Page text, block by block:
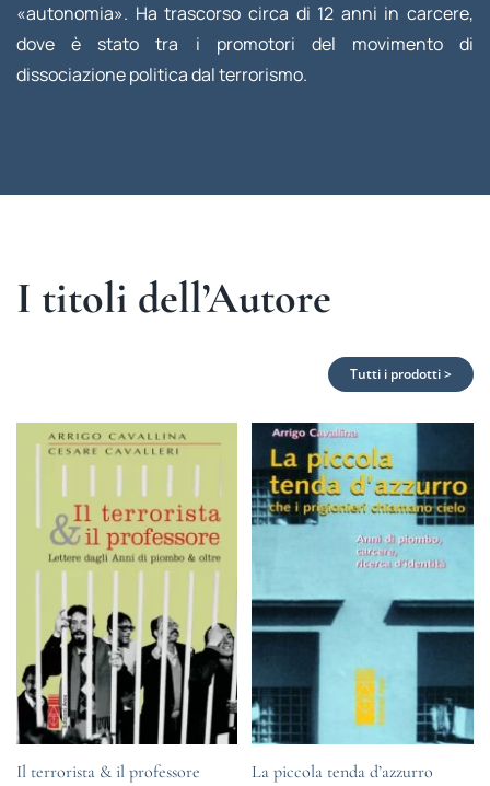
«autonomia». Ha trascorso circa di 12 anni in carcere,
dove è stato tra i promotori del movimento di
dissociazione politica dal terrorismo.
I titoli dell’Autore
Tutti i prodotti >
Il terrorista & il professore La piccola tenda d’azzurro